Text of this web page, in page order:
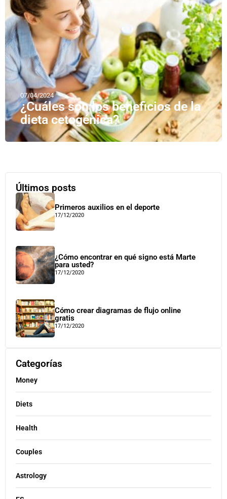
07/04/2024
¿Cuáles son los beneficios de la
dieta cetogénica?
Últimos posts
Primeros auxilios en el deporte
17/12/2020
¿Cómo encontrar en qué signo está Marte
para usted?
17/12/2020
Cómo crear diagramas de flujo online
gratis
17/12/2020
Categorías
Money
Diets
Health
Couples
Astrology